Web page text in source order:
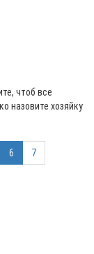
чтоб все
назовите хозяйку
6 7